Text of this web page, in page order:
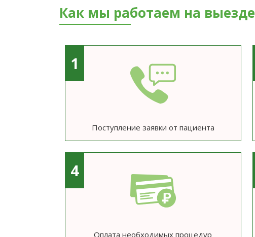
Как мы работаем на выезде
1
Поступление заявки от пациента
4
Оплата необходимых процедур